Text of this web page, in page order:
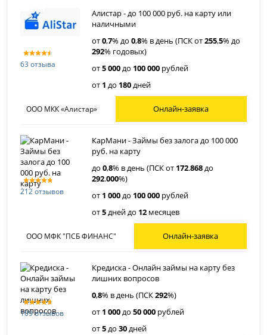
63 отзыва
Алистар - до 100 000 руб. на карту или
наличными
от0,7% до0,8% в день (ПСК от255,5% до
292% годовых)
от5 000до 100 000 рублей
от 1 до 180дней
ООО МКК «Алистар» Онлайн-заявка
212 отзывов
КарМани - Займы без залога до 100 000
руб. на карту
до0,8% в день (ПСК от 172.868до
292.000%)
от 1 000до 100 000 рублей
от5дней до 12 месяцев
ООО МФК "ПСБ ФИНАНС" Онлайн-заявка
109 отзывов
Кредиска - Онлайн займы на карту без
лишних вопросов
0,8% в день (ПСК292%)
от 1 000до50 000 рублей
от5до30дней